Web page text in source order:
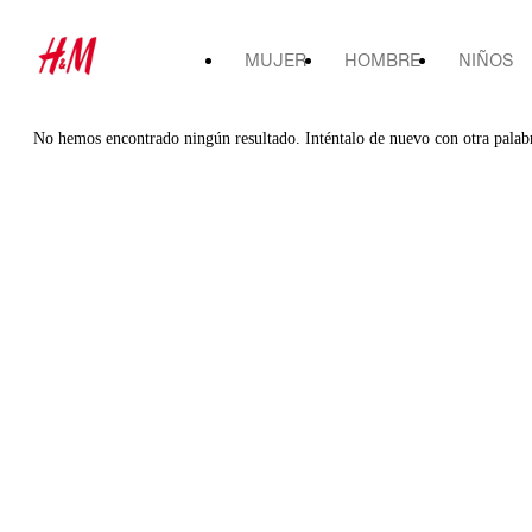
MUJER HOMBRE NIÑOS
No hemos encontrado ningún resultado. Inténtalo de nuevo con otra